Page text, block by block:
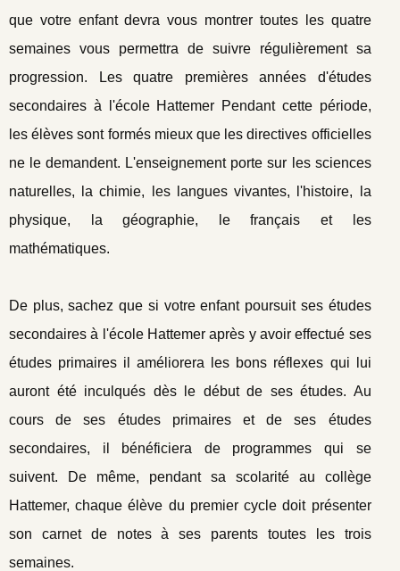
que votre enfant devra vous montrer toutes les quatre
semaines vous permettra de suivre régulièrement sa
progression. Les quatre premières années d'études
secondaires à l'école Hattemer Pendant cette période,
les élèves sont formés mieux que les directives officielles
ne le demandent. L'enseignement porte sur les sciences
naturelles, la chimie, les langues vivantes, l'histoire, la
physique, la géographie, le français et les
mathématiques.
De plus, sachez que si votre enfant poursuit ses études
secondaires à l'école Hattemer après y avoir effectué ses
études primaires il améliorera les bons réflexes qui lui
auront été inculqués dès le début de ses études. Au
cours de ses études primaires et de ses études
secondaires, il bénéficiera de programmes qui se
suivent. De même, pendant sa scolarité au collège
Hattemer, chaque élève du premier cycle doit présenter
son carnet de notes à ses parents toutes les trois
semaines.